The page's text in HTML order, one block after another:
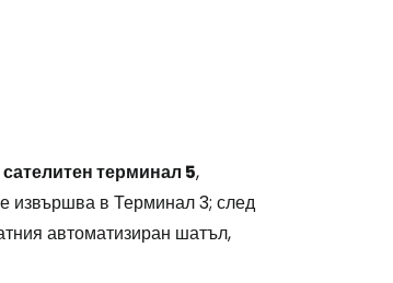
сателитен терминал 5,
извършва в Терминал 3; след
автоматизиран шатъл,